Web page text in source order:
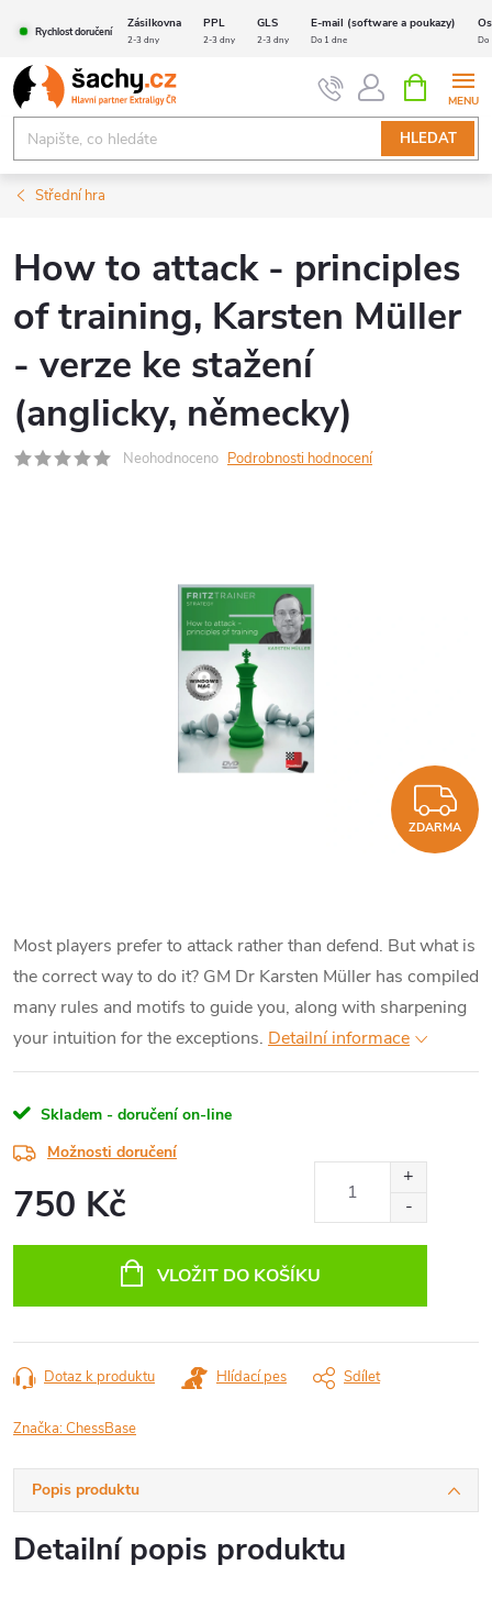
obsah
Rychlost doručení
Zásilkovna PPL GLS E-mail (software a poukazy)
2-3 dny 2-3 dny 2-3 dny Do 1 dne Do
HLEDAT
NÁKUPNÍ
KOŠÍK
Střední hra
How to attack - principles
of training, Karsten Müller
- verze ke stažení
(anglicky, německy)
Neohodnoceno Podrobnosti hodnocení
ZDARMA
Most players prefer to attack rather than defend. But what is
the correct way to do it? GM Dr Karsten Müller has compiled
many rules and motifs to guide you, along with sharpening
your intuition for the exceptions. Detailní informace
Skladem - doručení on-line
Možnosti doručení
750 Kč
VLOŽIT DO KOŠÍKU
Dotaz k produktu Hlídací pes Sdílet
Značka:ChessBase
Popis produktu
Detailní popis produktu